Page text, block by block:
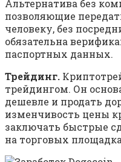
Альтернатива без
позволяющие
человеку, без
обязательна
паспортных данных.
Трейдинг.
трейдингом. Он
дешевле и продать
изменчивость цены
заключать быстрые
на торговых